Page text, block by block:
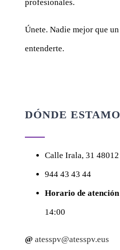
profesionales.
Únete. Nadie mejor que
entenderte.
DÓNDE
Calle Irala, 31
944 43 43 44
Horario de atención
14:00
@ atesspv@atesspv.eus